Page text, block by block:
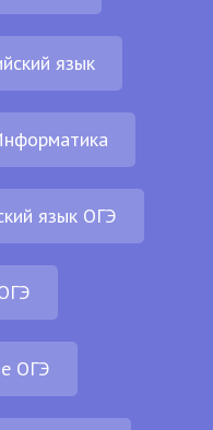
язык
язык ОГЭ
ОГЭ